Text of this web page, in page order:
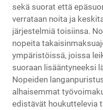
sekä suorat että
verrataan noita ja
järjestelmiä toisiinsa.
nopeita
ympäristöissä, joissa
suoraan lisääntyneeksi
Nopeiden
alhaisemmat
edistävät houkuttelevia